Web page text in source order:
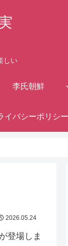
しい
李氏朝鮮
イバシーポリシー
2026.05.24
登場しま